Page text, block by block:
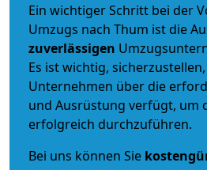
Ein wichtiger Schritt bei der
Umzugs nach Thum ist die
zuverlässigen
Es ist wichtig,
Unternehmen über die
und Ausrüstung verfügt, um
erfolgreich durchzuführen.
Bei uns können Sie